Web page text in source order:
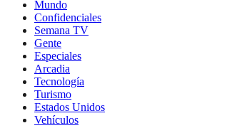
Mundo
Confidenciales
Semana TV
Gente
Especiales
Arcadia
Tecnología
Turismo
Estados Unidos
Vehículos